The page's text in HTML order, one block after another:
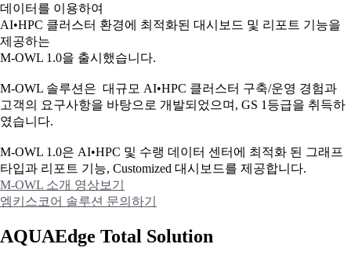
데이터를 이용하여
AI•HPC 클러스터 환경에 최적화된 대시보드 및 리포트 기능을
제공하는
M-OWL 1.0을 출시했습니다.
M-OWL 솔루션은 대규모 AI•HPC 클러스터 구축/운영 경험과
고객의 요구사항을 바탕으로 개발되었으며, GS 1등급을 취득하
였습니다.
M-OWL 1.0은 AI•HPC 및 수랭 데이터 센터에 최적화 된 그래프
타입과 리포트 기능, Customized 대시보드를 제공합니다.
M-OWL 소개 영상보기
엠키스코어 솔루션 문의하기
AQUAEdge Total Solution